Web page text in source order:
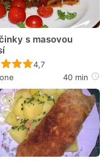
s masovou
Recept ještě nebyl
4,7
40 min